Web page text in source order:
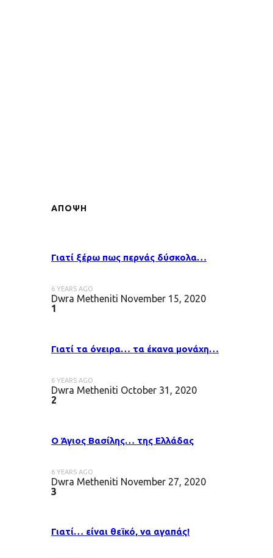
ΑΠΟΨΗ
Γιατί ξέρω πως περνάς δύσκολα…
6 YEARS AGO
Dwra Metheniti November 15, 2020
1
Γιατί τα όνειρα… τα έκανα μονάχη…
6 YEARS AGO
Dwra Metheniti October 31, 2020
2
Ο Άγιος Βασίλης… της Ελλάδας
6 YEARS AGO
Dwra Metheniti November 27, 2020
3
Γιατί… είναι θεϊκό, να αγαπάς!